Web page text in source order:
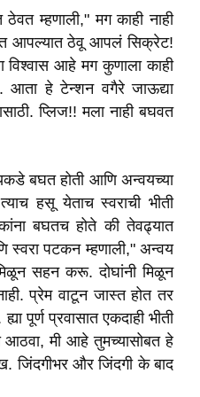
ठेवत म्हणाली," मग काही नाही
आपल्यात ठेवू आपलं सिक्रेट!
आहे मग कुणाला काही
आता हे टेन्शन वगैरे जाऊद्या
प्लिज!! मला नाही बघवत
बघत होती आणि अन्वयच्या
हसू येताच स्वराची भीती
बघतच होते की तेवढ्यात
स्वरा पटकन म्हणाली," अन्वय
सहन करू. दोघांनी मिळून
प्रेम वाटून जास्त होत तर
पूर्ण प्रवासात एकदाही भीती
मी आहे तुमच्यासोबत हे
जिंदगीभर और जिंदगी के बाद